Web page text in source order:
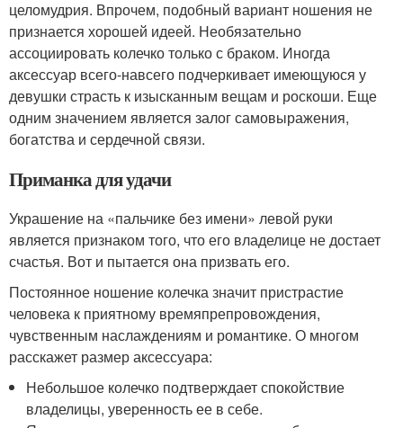
целомудрия. Впрочем, подобный вариант ношения не
признается хорошей идеей. Необязательно
ассоциировать колечко только с браком. Иногда
аксессуар всего-навсего подчеркивает имеющуюся у
девушки страсть к изысканным вещам и роскоши. Еще
одним значением является залог самовыражения,
богатства и сердечной связи.
Приманка для удачи
Украшение на «пальчике без имени» левой руки
является признаком того, что его владелице не достает
счастья. Вот и пытается она призвать его.
Постоянное ношение колечка значит пристрастие
человека к приятному времяпрепровождения,
чувственным наслаждениям и романтике. О многом
расскажет размер аксессуара:
Небольшое колечко подтверждает спокойствие
владелицы, уверенность ее в себе.